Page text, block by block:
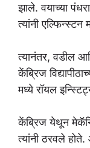
झाले. वयाच्या
त्यांनी एल्फिन्स्टन
त्यानंतर, वडील
केंब्रिज
मध्ये रॉयल
केंब्रिज येथून
त्यांनी ठरवले